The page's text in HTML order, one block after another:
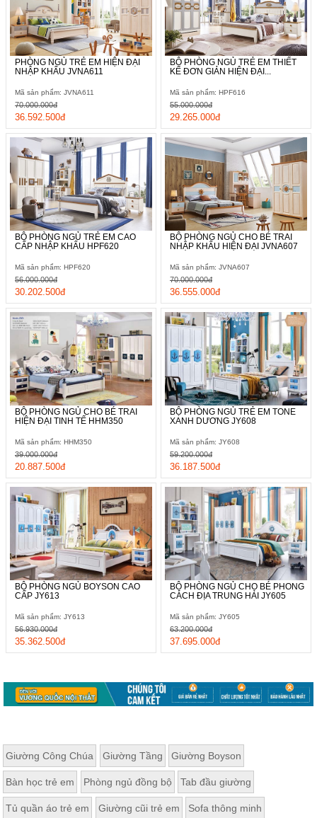
PHÒNG NGỦ TRẺ EM HIỆN ĐẠI
NHẬP KHẨU JVNA611
Mã sản phẩm: JVNA611
36.592.500đ
70.000.000đ
BỘ PHÒNG NGỦ TRẺ EM THIẾT
KẾ ĐƠN GIẢN HIỆN ĐẠI...
Mã sản phẩm: HPF616
29.265.000đ
55.000.000đ
BỘ PHÒNG NGỦ TRẺ EM CAO
CẤP NHẬP KHẨU HPF620
Mã sản phẩm: HPF620
30.202.500đ
56.000.000đ
BỘ PHÒNG NGỦ CHO BÉ TRAI
NHẬP KHẨU HIỆN ĐẠI JVNA607
Mã sản phẩm: JVNA607
36.555.000đ
70.000.000đ
BỘ PHÒNG NGỦ CHO BÉ TRAI
HIỆN ĐẠI TINH TẾ HHM350
Mã sản phẩm: HHM350
20.887.500đ
39.000.000đ
BỘ PHÒNG NGỦ TRẺ EM TONE
XANH DƯƠNG JY608
Mã sản phẩm: JY608
36.187.500đ
59.200.000đ
BỘ PHÒNG NGỦ BOYSON CAO
CẤP JY613
Mã sản phẩm: JY613
35.362.500đ
56.930.000đ
BỘ PHÒNG NGỦ CHO BÉ PHONG
CÁCH ĐỊA TRUNG HẢI JY605
Mã sản phẩm: JY605
37.695.000đ
63.200.000đ
Giường Công Chúa Giường Tầng Giường Boyson
Bàn học trẻ em Phòng ngủ đồng bộ Tab đầu giường
Tủ quần áo trẻ em Giường cũi trẻ em Sofa thông minh